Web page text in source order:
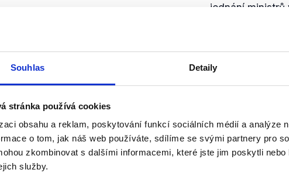
Souhlas Detaily
stránka používá cookies
obsahu a reklam, poskytování funkcí sociálních médií a analýze
o tom, jak náš web používáte, sdílíme se svými partnery pro
zkombinovat s dalšími informacemi, které jste jim poskytli
služby.
jednání ministrů
zastáncům
republika,
Vyjádření
Vzhledem k
rozhodnutí
se vyslovila
Finsko se
nebylo přijato
Takovýto
ministrů vnitra,
předsedu